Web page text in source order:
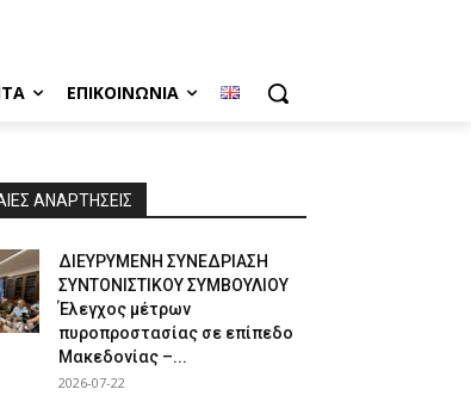
ΕΠΙΚΟΙΝΩΝΊΑ
ΑΝΑΡΤΗΣΕΙΣ
ΔΙΕΥΡΥΜΕΝΗ ΣΥΝΕΔΡΙΑΣΗ
ΣΥΝΤΟΝΙΣΤΙΚΟΥ ΣΥΜΒΟΥΛΙΟΥ
Έλεγχος μέτρων
πυροπροστασίας σε επίπεδο
Μακεδονίας –...
2026-07-22